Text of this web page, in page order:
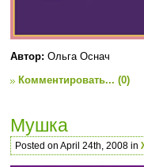
Автор: Ольга Оснач
Комментировать... (0)
Мушка
Posted on April 24th, 2008 in